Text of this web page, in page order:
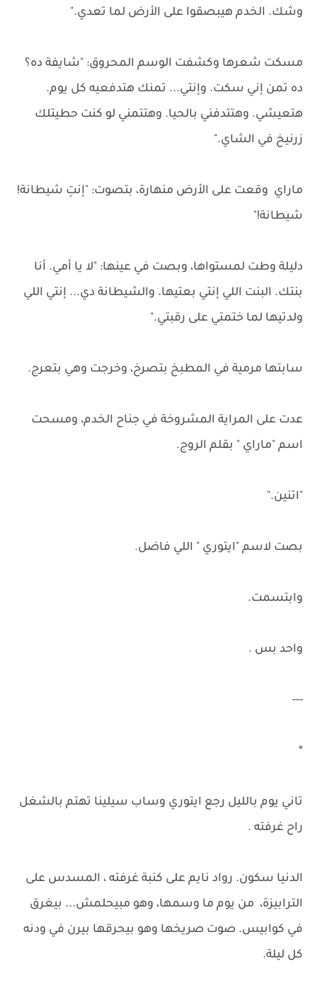
وشك. الخدم هيبصقوا على الأرض لما تعدي."
مسكت شعرها وكشفت الوسم المحروق: "شايفة ده؟
ده تمن إني سكت. وإنتي... تمنك هتدفعيه كل يوم.
هتعيشي. وهتتدفني بالحيا. وهتتمني لو كنت حطيتلك
زرنيخ في الشاي."
ماراي وقعت على الأرض منهارة، بتصوت: "إنتِ شيطانة!
شيطانة!"
دليلة وطت لمستواها، وبصت في عينها: "لا يا أمي. أنا
بنتك. البنت اللي إنتي بعتيها. والشيطانة دي... إنتي اللي
ولدتيها لما ختمتي على رقبتي."
سابتها مرمية في المطبخ بتصرخ، وخرجت وهي بتعرج.
عدت على المراية المشروخة في جناح الخدم، ومسحت
اسم "ماراي " بقلم الروج.
"اتنين."
بصت لاسم "ايتوري " اللي فاضل.
وابتسمت.
واحد بس .
---
*
تاني يوم بالليل رجع ايتوري وساب سيلينا تهتم بالشغل
راح غرفته .
الدنيا سكون. رواد نايم على كنبة غرفته ، المسدس على
الترابيزة، من يوم ما وسمها، وهو مبيحلمش... بيغرق
في كوابيس. صوت صريخها وهو بيحرقها بيرن في ودنه
كل ليلة.